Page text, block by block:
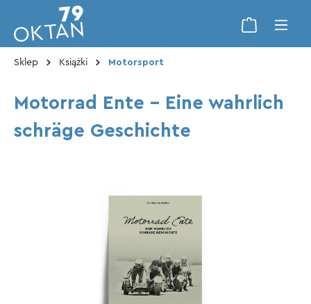
Sklep Książki Motorsport
Motorrad Ente - Eine wahrlich
schräge Geschichte